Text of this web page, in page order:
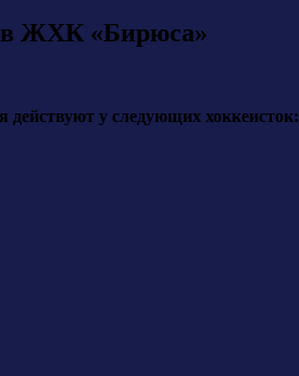
ЖХК «Бирюса»
действуют у следующих хоккеисток: